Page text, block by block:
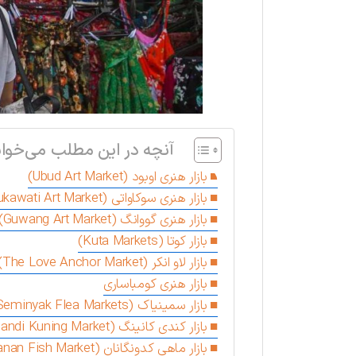
آنچه در این مطلب
بازار هنری اوبود (Ubud Art Market)
بازار هنری سوکاواتی (Sukawati Art Market)
بازار هنری گووانگ (Guwang Art Market)
بازار کوتا (Kuta Markets)
بازار لاو انکر (The Love Anchor Market)
بازار هنری کومباساری
بازار سمینیاک (Seminyak Flea Markets)
بازار‌ كندی كانينگ (Candi Kuning Market)
بازار ماهی کدونگانان (Kedonganan Fish Market)